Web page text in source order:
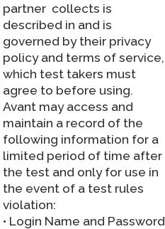
partner collects is
described in and is
governed by their privacy
policy and terms of service,
which test takers must
agree to before using.
Avant may access and
maintain a record of the
following information for a
limited period of time after
the test and only for use in
the event of a test rules
violation:
• Login Name and Password